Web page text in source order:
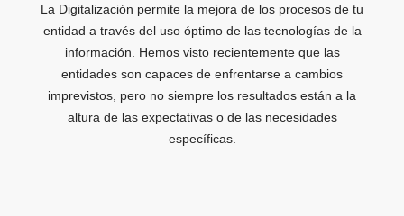
La Digitalización permite la mejora de los procesos de tu
entidad a través del uso óptimo de las tecnologías de la
información. Hemos visto recientemente que las
entidades son capaces de enfrentarse a cambios
imprevistos, pero no siempre los resultados están a la
altura de las expectativas o de las necesidades
específicas.